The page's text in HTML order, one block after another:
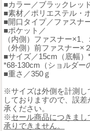
■カラー／ブラックレッ
■素材／ポリエステル・
■開口タイプ／ファスナ
■ポケット／
（内側）ファスナー×1
（外側）前ファスナー×
■サイズ／15cm（底幅）
*68-130cm（ショルダー
■重さ／350ｇ
※サイズは外側を計測し
しておりますので、誤
承ください。
※セール商品につきま
承りできません。